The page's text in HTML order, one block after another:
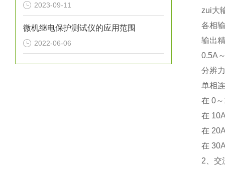
2023-09-11
微机继电保护测试仪的应用范围
2022-06-06
zui大
各相
输出
0.5A
分辨
单相
在 0
在
在
在
2、交